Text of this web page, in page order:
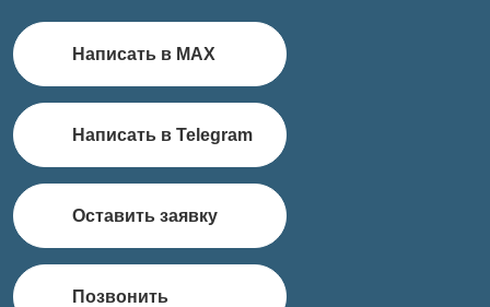
Написать в MAX
Написать в Telegram
Оставить заявку
Позвонить